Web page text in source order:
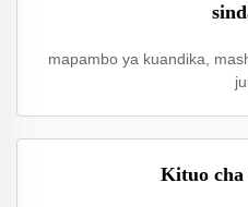
mapambo ya kuandika,
Kituo cha